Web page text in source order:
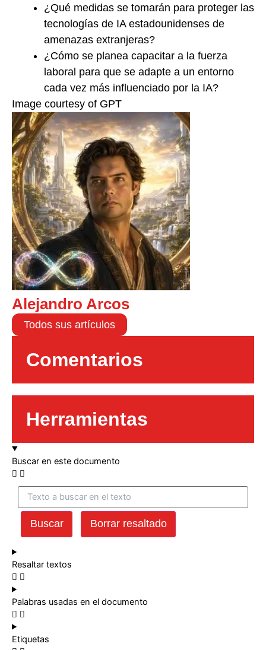
¿Qué medidas se tomarán para proteger las
tecnologías de IA estadounidenses de
amenazas extranjeras?
¿Cómo se planea capacitar a la fuerza
laboral para que se adapte a un entorno
cada vez más influenciado por la IA?
Image courtesy of GPT
Alejandro Arcos
Todos sus artículos
Comentarios
Herramientas
Buscar en este documento
Buscar Borrar resaltado
Resaltar textos
Palabras usadas en el documento
Etiquetas